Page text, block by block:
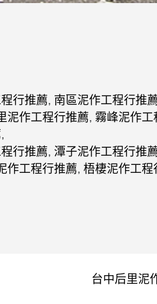
行推薦, 南區泥作工程行推
泥作工程行推薦, 霧峰泥作工
,
行推薦, 潭子泥作工程行推
作工程行推薦, 梧棲泥作工程
台中后里泥